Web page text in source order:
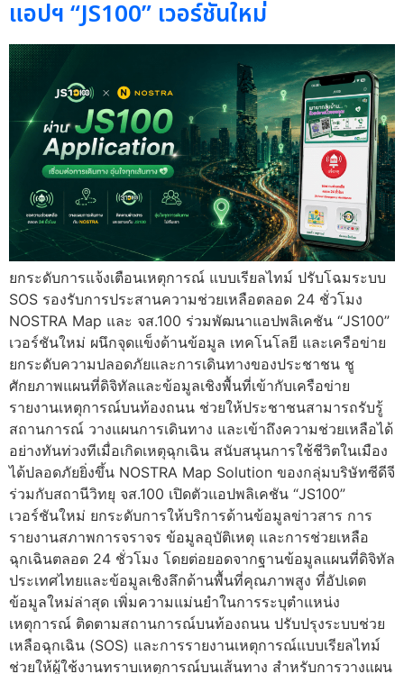
แอปฯ “JS100” เวอร์ชันใหม่
ยกระดับการแจ้งเตือนเหตุการณ์ แบบเรียลไทม์ ปรับโฉมระบบ
SOS รองรับการประสานความช่วยเหลือตลอด 24 ชั่วโมง
NOSTRA Map และ จส.100 ร่วมพัฒนาแอปพลิเคชัน “JS100”
เวอร์ชันใหม่ ผนึกจุดแข็งด้านข้อมูล เทคโนโลยี และเครือข่าย
ยกระดับความปลอดภัยและการเดินทางของประชาชน ชู
ศักยภาพแผนที่ดิจิทัลและข้อมูลเชิงพื้นที่เข้ากับเครือข่าย
รายงานเหตุการณ์บนท้องถนน ช่วยให้ประชาชนสามารถรับรู้
สถานการณ์ วางแผนการเดินทาง และเข้าถึงความช่วยเหลือได้
อย่างทันท่วงทีเมื่อเกิดเหตุฉุกเฉิน สนับสนุนการใช้ชีวิตในเมือง
ได้ปลอดภัยยิ่งขึ้น NOSTRA Map Solution ของกลุ่มบริษัทซีดีจี
ร่วมกับสถานีวิทยุ จส.100 เปิดตัวแอปพลิเคชัน “JS100”
เวอร์ชันใหม่ ยกระดับการให้บริการด้านข้อมูลข่าวสาร การ
รายงานสภาพการจราจร ข้อมูลอุบัติเหตุ และการช่วยเหลือ
ฉุกเฉินตลอด 24 ชั่วโมง โดยต่อยอดจากฐานข้อมูลแผนที่ดิจิทัล
ประเทศไทยและข้อมูลเชิงลึกด้านพื้นที่คุณภาพสูง ที่อัปเดต
ข้อมูลใหม่ล่าสุด เพิ่มความแม่นยำในการระบุตำแหน่ง
เหตุการณ์ ติดตามสถานการณ์บนท้องถนน ปรับปรุงระบบช่วย
เหลือฉุกเฉิน (SOS) และการรายงานเหตุการณ์แบบเรียลไทม์
ช่วยให้ผู้ใช้งานทราบเหตุการณ์บนเส้นทาง สำหรับการวางแผน